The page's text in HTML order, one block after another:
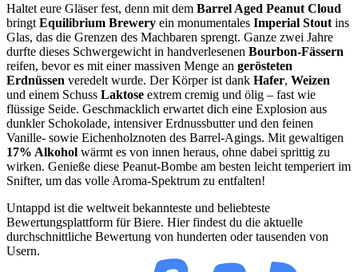
Haltet eure Gläser fest, denn mit dem Barrel Aged Peanut Cloud
bringt Equilibrium Brewery ein monumentales Imperial Stout ins
Glas, das die Grenzen des Machbaren sprengt. Ganze zwei Jahre
durfte dieses Schwergewicht in handverlesenen Bourbon-Fässern
reifen, bevor es mit einer massiven Menge an gerösteten
Erdnüssen veredelt wurde. Der Körper ist dank Hafer, Weizen
und einem Schuss Laktose extrem cremig und ölig – fast wie
flüssige Seide. Geschmacklich erwartet dich eine Explosion aus
dunkler Schokolade, intensiver Erdnussbutter und den feinen
Vanille- sowie Eichenholznoten des Barrel-Agings. Mit gewaltigen
17% Alkohol wärmt es von innen heraus, ohne dabei sprittig zu
wirken. Genieße diese Peanut-Bombe am besten leicht temperiert im
Snifter, um das volle Aroma-Spektrum zu entfalten!
Untappd ist die weltweit bekannteste und beliebteste
Bewertungsplattform für Biere. Hier findest du die aktuelle
durchschnittliche Bewertung von hunderten oder tausenden von
Usern.